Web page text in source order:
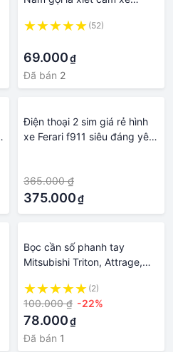
(52)
69.000₫
Đã bán 2
Điện thoại 2 sim giá rẻ hình
xe Ferari f911 siêu đáng yêu,
năm
365.000 ₫
375.000₫
Bọc cần số phanh tay
Mitsubishi Triton, Attrage,
động bằng da bò thật
(2)
100.000 ₫ -22%
78.000₫
Đã bán 1